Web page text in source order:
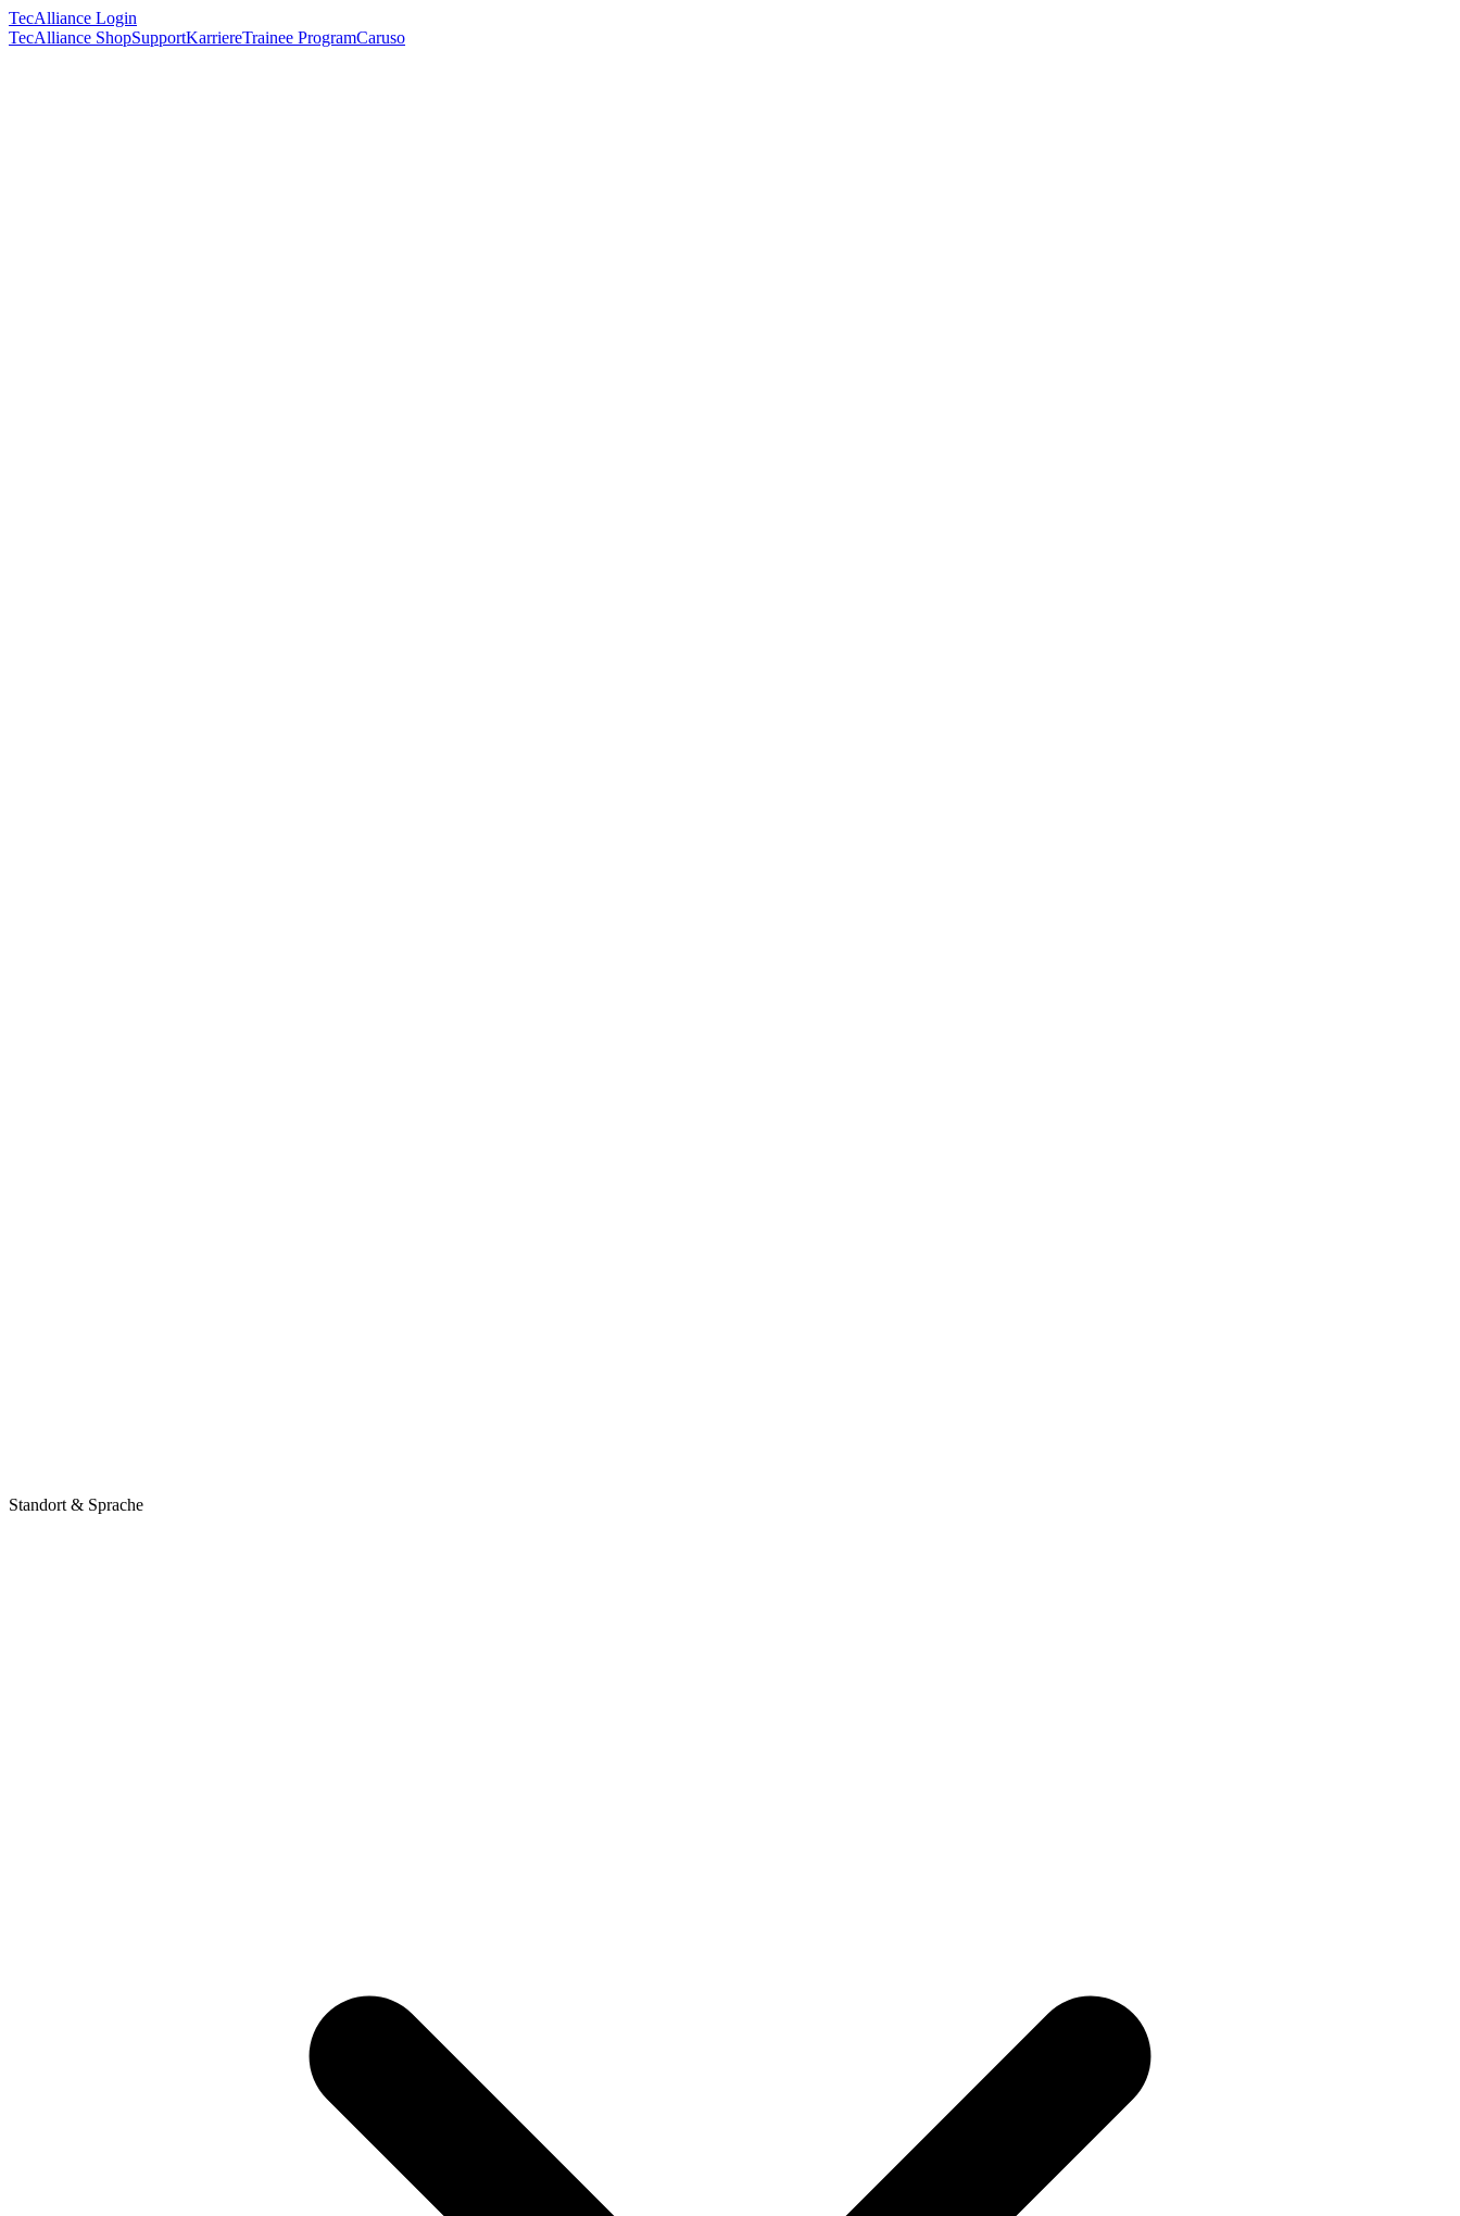
TecAlliance Login
TecAlliance ShopSupportKarriereTrainee ProgramCaruso
Standort & Sprache